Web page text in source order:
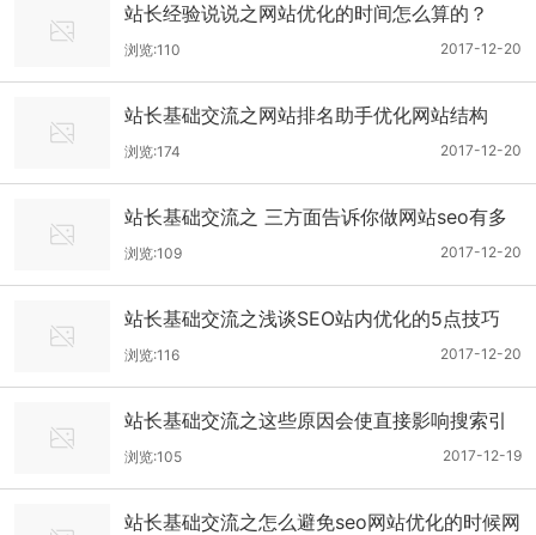
站长经验说说之网站优化的时间怎么算的？
2017-12-20
浏览:110
站长基础交流之网站排名助手优化网站结构
2017-12-20
浏览:174
站长基础交流之 三方面告诉你做网站seo有多
重要
2017-12-20
浏览:109
站长基础交流之浅谈SEO站内优化的5点技巧
2017-12-20
浏览:116
站长基础交流之这些原因会使直接影响搜索引
擎优化效果
2017-12-19
浏览:105
站长基础交流之怎么避免seo网站优化的时候网